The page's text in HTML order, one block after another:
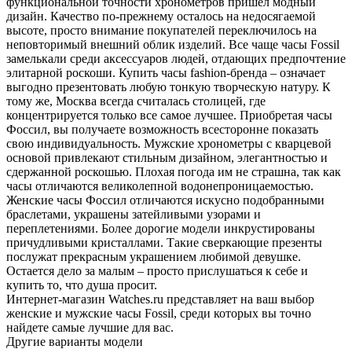
дизайн. Качество по-прежнему осталось на недосягаемой
высоте, просто внимание покупателей переключилось на
неповторимый внешний облик изделий. Все чаще часы Fossil
замелькали среди аксессуаров людей, отдающих предпочтение
элитарной роскоши. Купить часы fashion-бренда – означает
выгодно презентовать любую тонкую творческую натуру. К
тому же, Москва всегда считалась столицей, где
концентрируется только все самое лучшее. Приобретая часы
Фоссил, вы получаете возможность всесторонне показать
свою индивидуальность. Мужские хронометры с кварцевой
основой привлекают стильным дизайном, элегантностью и
сдержанной роскошью. Плохая погода им не страшна, так как
часы отличаются великолепной водонепроницаемостью.
Женские часы Фоссил отличаются искусно подобранными
браслетами, украшены затейливыми узорами и
переплетениями. Более дорогие модели инкрустированы
причудливыми кристаллами. Такие сверкающие презенты
послужат прекрасным украшением любимой девушке.
Остается дело за малым – просто прислушаться к себе и
купить то, что душа просит.
Интернет-магазин Watches.ru представляет на ваш выбор
женские и мужские часы Fossil, среди которых вы точно
найдете самые лучшие для вас.
Другие варианты модели